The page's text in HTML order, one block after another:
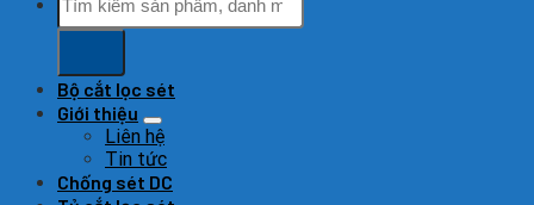
kiếm:
Bộ cắt lọc sét
Giới thiệu
Liên hệ
Tin tức
Chống sét DC